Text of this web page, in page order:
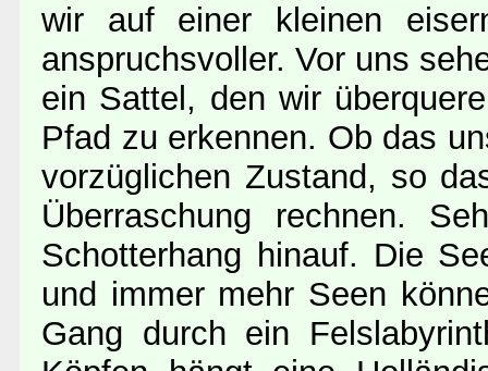
wir auf einer kleinen
anspruchsvoller. Vor uns
ein Sattel, den wir
Pfad zu erkennen. Ob das
vorzüglichen Zustand, so
Überraschung rechnen.
Schotterhang hinauf. Die
und immer mehr Seen
Gang durch ein